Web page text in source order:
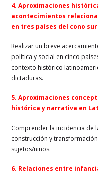
4.Aproximaciones
acontecimientos
en tres países del cono
Realizar un breve
política y social en cinco
contexto histórico
dictaduras.
5. Aproximaciones
histórica y narrativa en
Comprender la incidencia de
construcción y
sujetos/niños.
6. Relaciones entre